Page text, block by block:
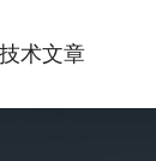
技术文章